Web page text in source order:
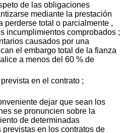
de las obligaciones
mediante la prestación
perderse total o parcialmente ,
incumplimientos comprobados ;
causados por una
el embargo total de la fianza
a menos del 60 % de
en el contrato ;
dejar que sean los
se pronuncien sobre la
de determinadas
en los contratos de